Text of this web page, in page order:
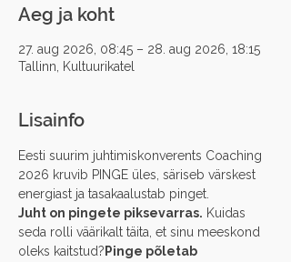
Aeg ja koht
27. aug 2026, 08:45 – 28. aug 2026, 18:15
Tallinn, Kultuurikatel
Lisainfo
Eesti suurim juhtimiskonverents Coaching
2026 kruvib PINGE üles, säriseb värskest
energiast ja tasakaalustab pinget.
Juht on pingete piksevarras. Kuidas
seda rolli väärikalt täita, et sinu meeskond
oleks kaitstud? Pinge põletab